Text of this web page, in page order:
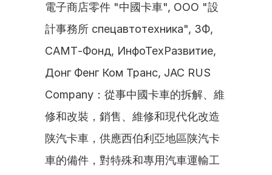
電子商店零件 "中國卡車", ООО "設
計事務所 спецавтотехника", 3Ф,
САМТ-Фонд, ИнфоТехРазвитие,
Донг Фенг Ком Транс, JAC RUS
Company：從事中國卡車的拆解、維
修和改裝，銷售、維修和現代化改造
陕汽卡車，供應西伯利亞地區陕汽卡
車的備件，對特殊和專用汽車運輸工